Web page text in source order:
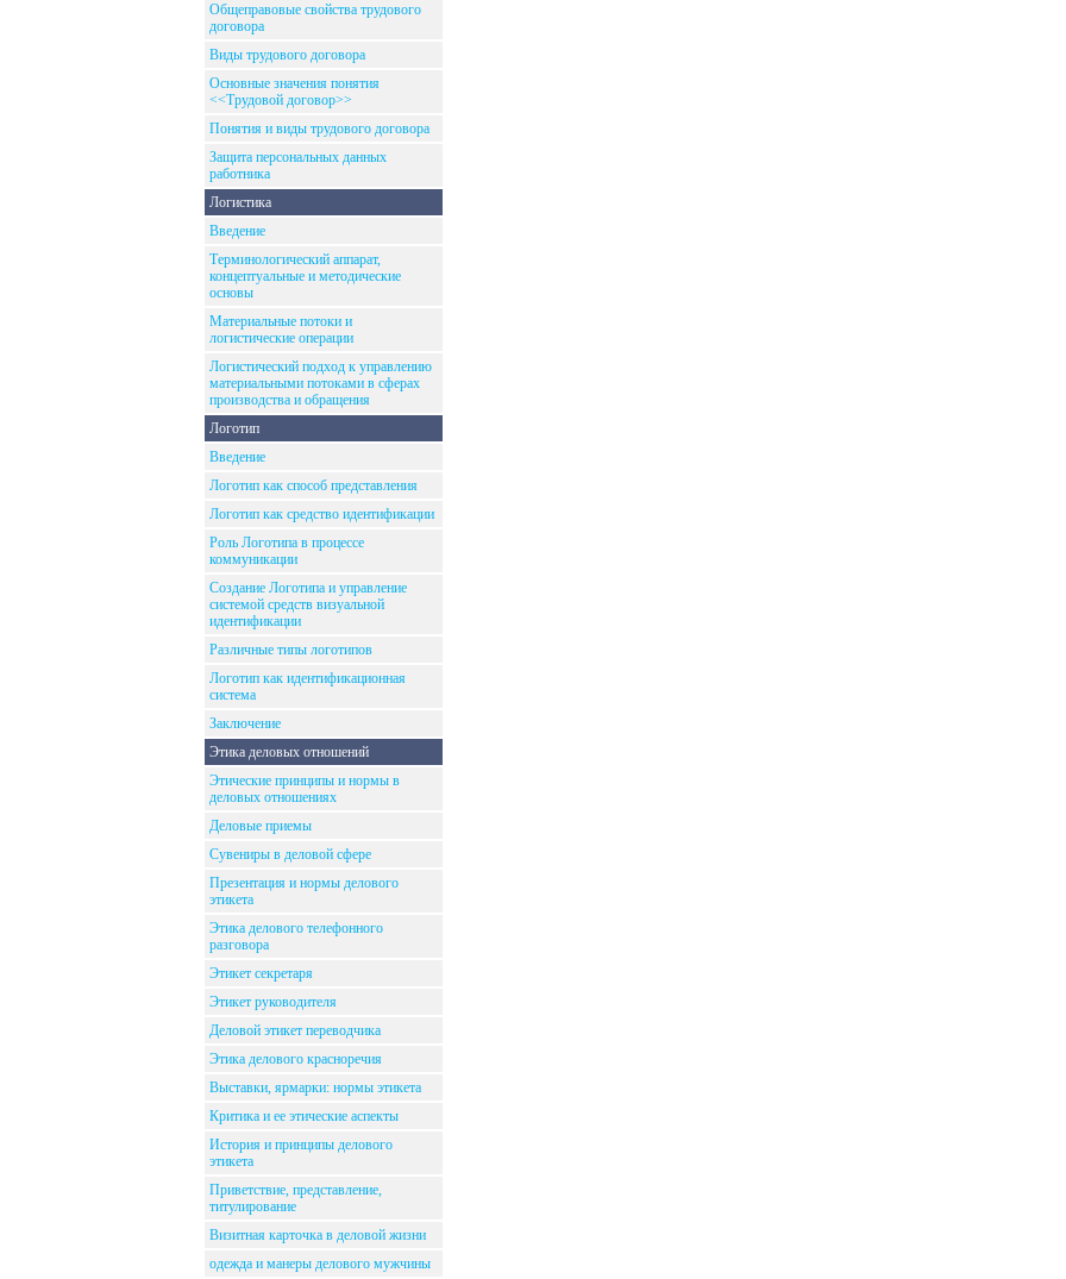
Общеправовые свойства трудового
договора
Виды трудового договора
Основные значения понятия
<<Трудовой договор>>
Понятия и виды трудового договора
Защита персональных данных
работника
Логистика
Введение
Терминологический аппарат,
концептуальные и методические
основы
Материальные потоки и
логистические операции
Логистический подход к управлению
материальными потоками в сферах
производства и обращения
Логотип
Введение
Логотип как способ представления
Логотип как средство идентификации
Роль Логотипа в процессе
коммуникации
Создание Логотипа и управление
системой средств визуальной
идентификации
Различные типы логотипов
Логотип как идентификационная
система
Заключение
Этика деловых отношений
Этические принципы и нормы в
деловых отношениях
Деловые приемы
Сувениры в деловой сфере
Презентация и нормы делового
этикета
Этика делового телефонного
разговора
Этикет секретаря
Этикет руководителя
Деловой этикет переводчика
Этика делового красноречия
Выставки, ярмарки: нормы этикета
Критика и ее этические аспекты
История и принципы делового
этикета
Приветствие, представление,
титулирование
Визитная карточка в деловой жизни
одежда и манеры делового мужчины